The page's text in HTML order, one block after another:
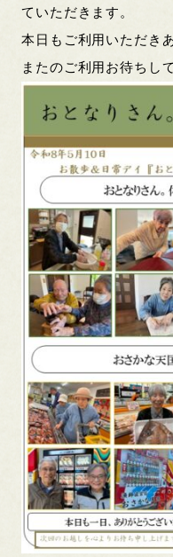
ていただきます。
本日もご利用いただき
またのご利用お待ちし